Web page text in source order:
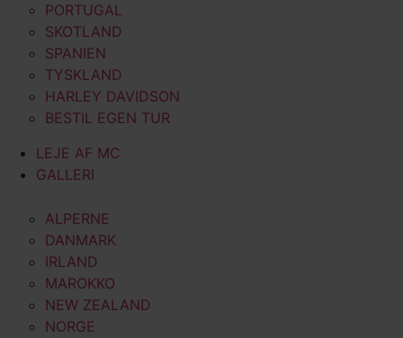
PORTUGAL
SKOTLAND
SPANIEN
TYSKLAND
HARLEY DAVIDSON
BESTIL EGEN TUR
LEJE AF MC
GALLERI
ALPERNE
DANMARK
IRLAND
MAROKKO
NEW ZEALAND
NORGE